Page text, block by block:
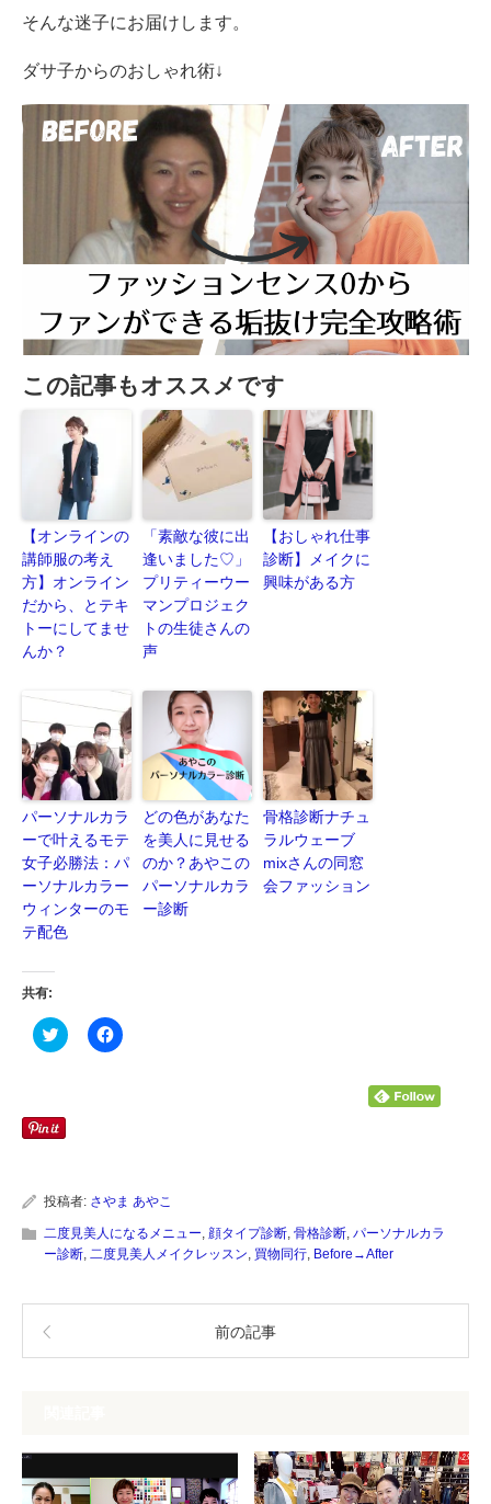
そんな迷子にお届けします。
ダサ子からのおしゃれ術↓
この記事もオススメです
【オンラインの
講師服の考え
方】オンライン
だから、とテキ
トーにしてませ
んか？
「素敵な彼に出
逢いました♡」
プリティーウー
マンプロジェク
トの生徒さんの
声
【おしゃれ仕事
診断】メイクに
興味がある方
パーソナルカラ
ーで叶えるモテ
女子必勝法：パ
ーソナルカラー
ウィンターのモ
テ配色
どの色があなた
を美人に見せる
のか？あやこの
パーソナルカラ
ー診断
骨格診断ナチュ
ラルウェーブ
mixさんの同窓
会ファッション
共有:
ク
リ
Twitter
で
共
い
ィ
ン
ド
開
Facebook
で
し
く
だ
さ
し
ン
す)
投稿者: さやま あやこ
二度見美人になるメニュー, 顔タイプ診断, 骨格診断, パーソナルカラ
ー診断, 二度見美人メイクレッスン, 買物同行, Before→After
前の記事